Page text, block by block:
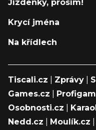
Jízdenky, prosím!
Krycí jména
Na křídlech
Tiscali.cz Zprávy
Games.cz
Osobnosti.cz
Nedd.cz
Moulík.cz